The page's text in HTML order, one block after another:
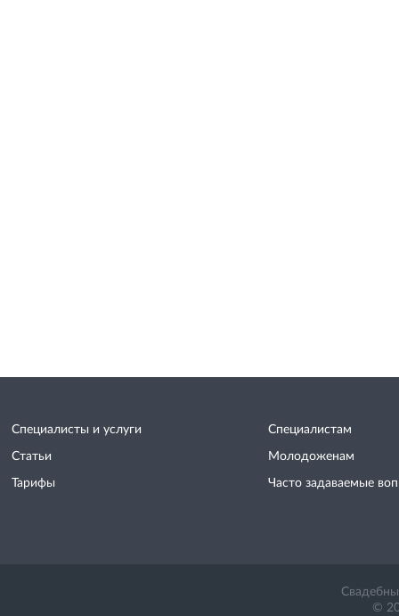
Специалисты и услуги
Статьи
Тарифы
Специалистам
Молодоженам
Часто задаваемые
©